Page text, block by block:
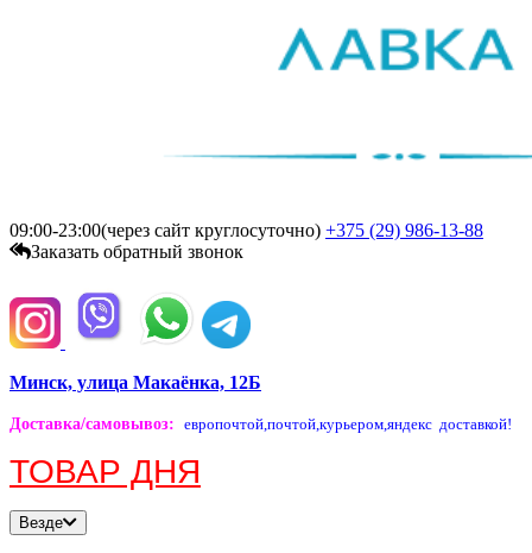
09:00-23:00(через сайт круглосуточно) +375 (29) 986-13-88
Заказать обратный звонок
Минск, улица Макаёнка, 12Б
Доставка/самовывоз: европочтой,почтой,курьером,яндекс доставкой!
ТОВАР ДНЯ
Везде